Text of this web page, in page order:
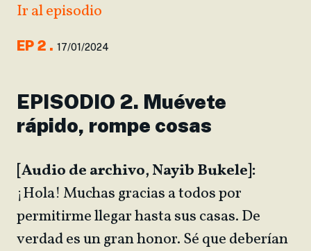
Ir al episodio
EP 2 . 17/01/2024
EPISODIO 2. Muévete
rápido, rompe cosas
[Audio de archivo, Nayib Bukele]:
¡Hola! Muchas gracias a todos por
permitirme llegar hasta sus casas. De
verdad es un gran honor. Sé que deberían